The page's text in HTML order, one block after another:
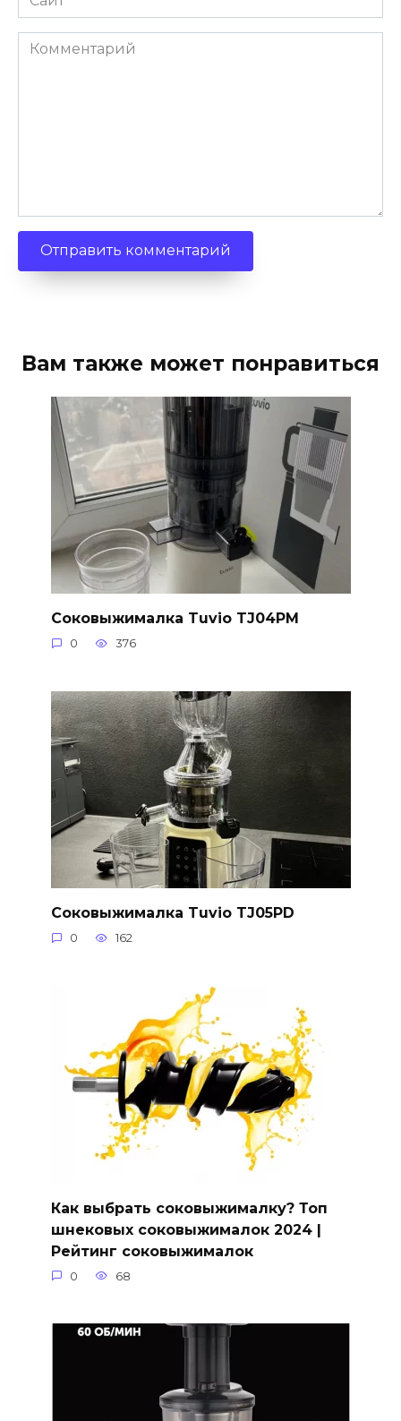
Комментарий
Вам также может понравиться
Соковыжималка Tuvio TJ04PM
0 376
Соковыжималка Tuvio TJ05PD
0 162
Как выбрать соковыжималку? Топ
шнековых соковыжималок 2024 |
Рейтинг соковыжималок
0 68